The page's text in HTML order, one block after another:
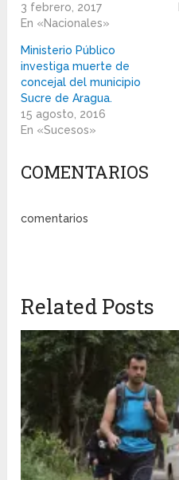
3 febrero, 2017
En «Nacionales»
Ministerio Público
investiga muerte de
concejal del municipio
Sucre de Aragua.
15 agosto, 2016
En «Sucesos»
COMENTARIOS
comentarios
Related Posts